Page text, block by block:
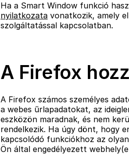
Ha a Smart Window funkció
nyilatkozata vonatkozik, amely
szolgáltatással kapcsolatban.
A Firefox
A Firefox számos személyes
a webes űrlapadatokat, az
eszközön maradnak, és nem
rendelkezik. Ha úgy dönt, hogy
kapcsolódó funkciókhoz az
Ön által engedélyezett